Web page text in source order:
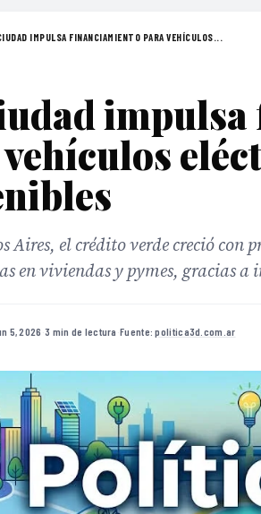
IMPULSA FINANCIAMIENTO PARA VEHÍCULOS...
Aires, el crédito verde creció con
en viviendas y pymes, gracias
5, 2026 ·3 min de lectura ·Fuente:politica3d.com.ar